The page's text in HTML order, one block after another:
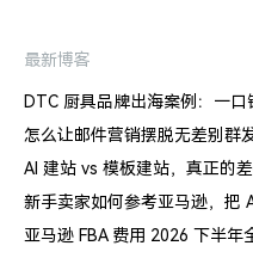
最新博客
怎么让邮件营销摆脱无差别群
AI 建站 vs 模板建站，真正的
新手卖家如何参考亚马逊，把
亚马逊 FBA 费用 2026 下半